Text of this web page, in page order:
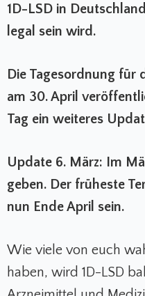
1D-LSD in
legal sein wird.
Die Tagesordnung für
am 30. April
Tag ein weiteres
Update 6. März: Im
geben. Der früheste
nun Ende April sein.
Wie viele von euch
haben, wird 1D-LSD